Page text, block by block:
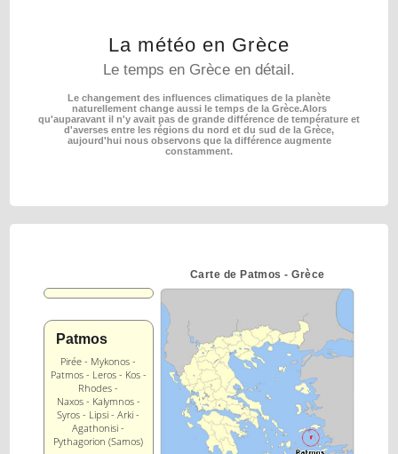
La météo en Grèce
Le temps en Grèce en détail.
Le changement des influences climatiques de la planète
naturellement change aussi le temps de la Grèce.Alors
qu'auparavant il n'y avait pas de grande différence de température et
d'averses entre les régions du nord et du sud de la Grèce,
aujourd'hui nous observons que la différence augmente
constamment.
Patmos
Pirée - Mykonos -
Patmos - Leros - Kos -
Rhodes -
Naxos - Kalymnos -
Syros - Lipsi - Arki -
Agathonisi -
Pythagorion (Samos)
Carte de Patmos - Grèce